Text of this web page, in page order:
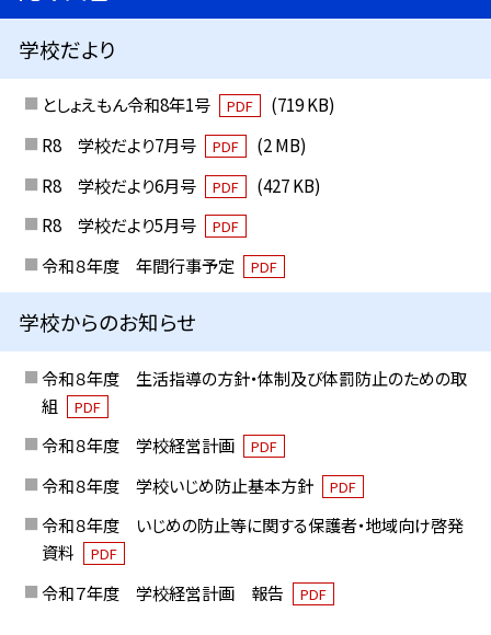
学校だより
としょえもん令和8年1号 PDF
(719 KB)
R8 学校だより7月号
PDF
(2 MB)
R8 学校だより6月号
PDF
(427 KB)
R8 学校だより5月号
PDF
令和８年度 年間行事予定 PDF
学校からのお知らせ
令和８年度 生活指導の方針・体制及び体罰防止のための取
組
PDF
令和８年度 学校経営計画 PDF
令和８年度 学校いじめ防止基本方針 PDF
令和８年度 いじめの防止等に関する保護者・地域向け啓発
資料
PDF
令和７年度 学校経営計画 報告 PDF